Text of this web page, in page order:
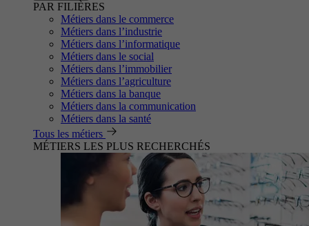
PAR FILIÈRES
Métiers dans le commerce
Métiers dans l’industrie
Métiers dans l’informatique
Métiers dans le social
Métiers dans l’immobilier
Métiers dans l’agriculture
Métiers dans la banque
Métiers dans la communication
Métiers dans la santé
Tous les métiers
MÉTIERS LES PLUS RECHERCHÉS